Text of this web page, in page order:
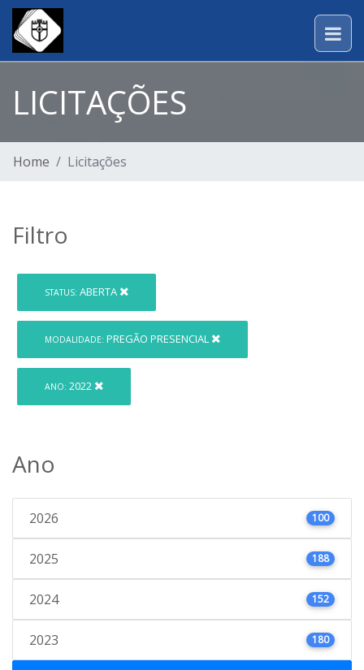
LICITAÇÕES
Home Licitações
Filtro
STATUS: ABERTA
MODALIDADE: PREGÃO PRESENCIAL
ANO: 2022
Ano
2026 100
2025 188
2024 152
2023 180